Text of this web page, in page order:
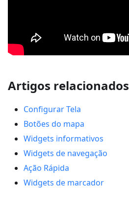
Artigos relacionados
Configurar Tela
Botões do mapa
Widgets informativos
Widgets de navegação
Ação Rápida
Widgets de marcador